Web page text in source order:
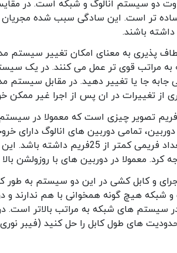
دو سیستم انالوگ و شبکه است. در
تر است. این سادگی سبب شده مجریان
باشند.
پذیری به معنای امکان تغییر سیستم
مراتب قوی تر عمل می کنند. در یک
جابه جا یا تغییر دهید. در مقابل سیستم
از تغییرات در ان پس از اجرا غیر ممکن
فریم تصویر چیزی است که معمولا در
باشد. این نکته ای است که در زمان انتخاب
کرد. معمولا در دوربین های با روزولشن
و کابل کشی در این دو سیستم به طور
و شبکه هیچ گونه همخوانی با هم ندارند و
در سیستم های شبکه به مراتب بالاتر
های طول کابل را حل کنید (فیبر